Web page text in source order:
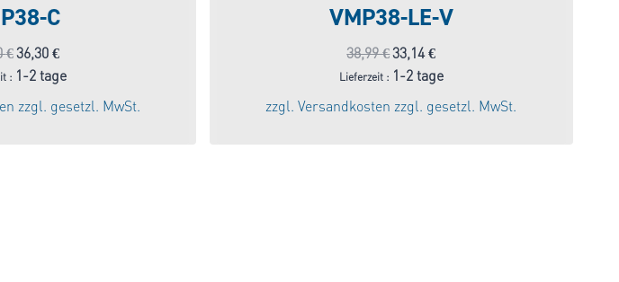
C
€Ursprünglicher
Preis
war:
42,70 €
36,30 €Aktueller
Preis
: 1-2 tage
zzgl. gesetzl. MwSt.
VMP38-LE-V
38,99€Ursprünglicher
Preis
war:
38,99 €
33,14€Aktueller
Preis
Lieferzeit : 1-2 tage
zzgl.Versandkosten zzgl. gesetzl. MwSt.